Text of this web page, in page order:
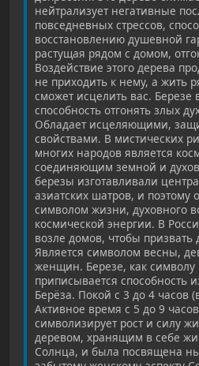
нейтрализует негативные
повседневных стрессов,
восстановлению душевной
растущая рядом с домом,
Воздействие этого дерева
не приходить к нему, а жить
сможет исцелить вас. Березе
способность отгонять злых
Обладает исцеляющими,
свойствами. В мистических
многих народов является
соединяющим земной и
березы изготавливали
азиатских шатров, и поэтому
символом жизни, духовного
космической энергии. В
возле домов, чтобы призвать
Является символом весны,
женщин. Березе, как символу
приписывается способность
Берёза. Покой с 3 до 4 часов
Активное время с 5 до 9
символизирует рост и силу
деревом, хранящим в себе
Солнца, и была посвящена